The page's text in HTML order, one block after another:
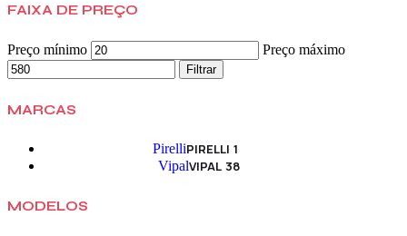
FAIXA DE PREÇO
Preço mínimo Preço máximo
Filtrar
MARCAS
PirelliPIRELLI 1
VipalVIPAL 38
MODELOS